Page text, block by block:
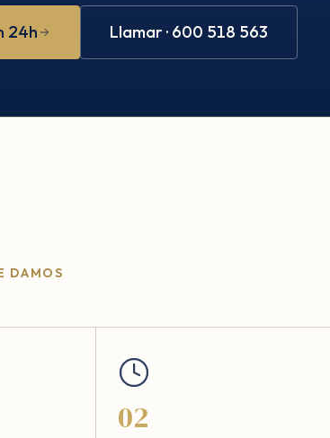
24h Llamar · 600 518 563
DAMOS
02